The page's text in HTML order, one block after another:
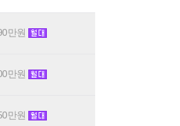
만원
만원
만원